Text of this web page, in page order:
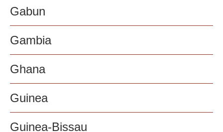
Gabun
Gambia
Ghana
Guinea
Guinea-Bissau